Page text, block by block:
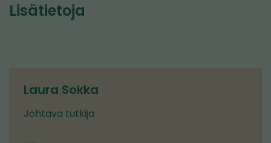
Lisätietoja
Laura Sokka
Johtava tutkija